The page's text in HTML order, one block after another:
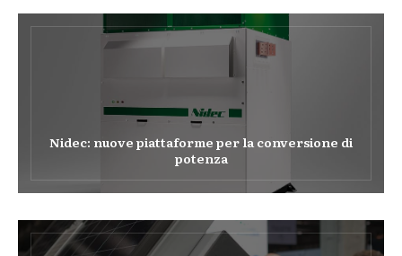
Nidec: nuove piattaforme per la conversione di
potenza